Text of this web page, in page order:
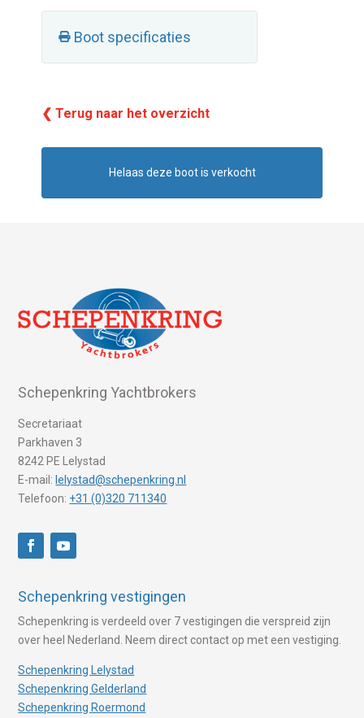
Boot specificaties
❮ Terug naar het overzicht
Helaas deze boot is verkocht
Schepenkring Yachtbrokers
Secretariaat
Parkhaven 3
8242 PE Lelystad
E-mail: lelystad@schepenkring.nl
Telefoon: +31 (0)320 711340
Schepenkring vestigingen
Schepenkring is verdeeld over 7 vestigingen die verspreid zijn
over heel Nederland. Neem direct contact op met een vestiging.
Schepenkring Lelystad
Schepenkring Gelderland
Schepenkring Roermond